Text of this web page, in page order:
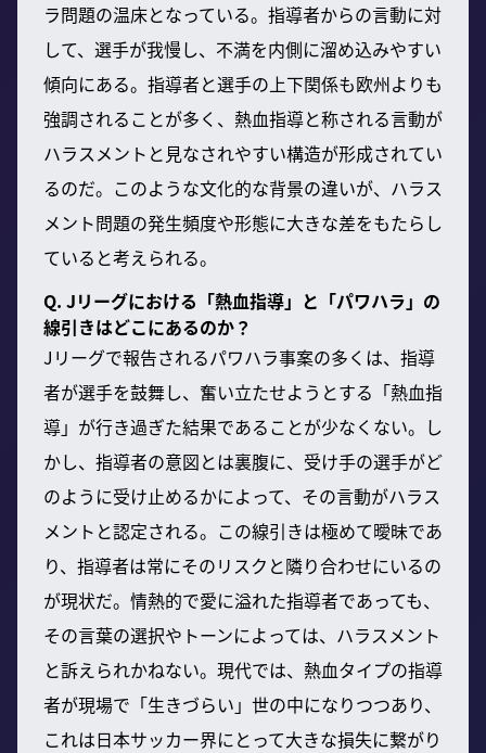
ラ問題の温床となっている。指導者からの言動に対
して、選手が我慢し、不満を内側に溜め込みやすい
傾向にある。指導者と選手の上下関係も欧州よりも
強調されることが多く、熱血指導と称される言動が
ハラスメントと見なされやすい構造が形成されてい
るのだ。このような文化的な背景の違いが、ハラス
メント問題の発生頻度や形態に大きな差をもたらし
ていると考えられる。
Q. Jリーグにおける「熱血指導」と「パワハラ」の
線引きはどこにあるのか？
Jリーグで報告されるパワハラ事案の多くは、指導
者が選手を鼓舞し、奮い立たせようとする「熱血指
導」が行き過ぎた結果であることが少なくない。し
かし、指導者の意図とは裏腹に、受け手の選手がど
のように受け止めるかによって、その言動がハラス
メントと認定される。この線引きは極めて曖昧であ
り、指導者は常にそのリスクと隣り合わせにいるの
が現状だ。情熱的で愛に溢れた指導者であっても、
その言葉の選択やトーンによっては、ハラスメント
と訴えられかねない。現代では、熱血タイプの指導
者が現場で「生きづらい」世の中になりつつあり、
これは日本サッカー界にとって大きな損失に繋がり